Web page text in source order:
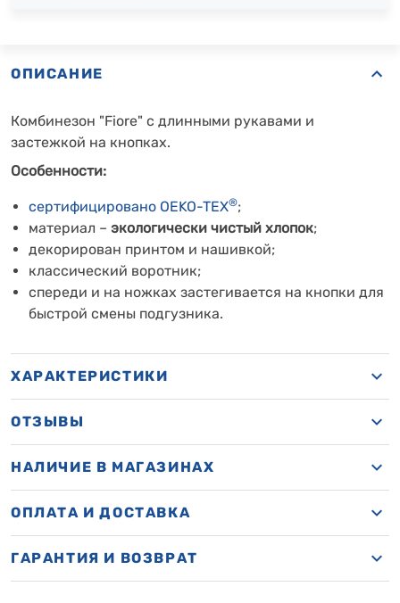
ОПИСАНИЕ
Комбинезон "Fiore" с длинными рукавами и
застежкой на кнопках.
Особенности:
сертифицировано OEKO-TEX®;
материал – экологически чистый хлопок;
декорирован принтом и нашивкой;
классический воротник;
спереди и на ножках застегивается на кнопки для
быстрой смены подгузника.
ХАРАКТЕРИСТИКИ
ОТЗЫВЫ
НАЛИЧИЕ В МАГАЗИНАХ
ОПЛАТА И ДОСТАВКА
ГАРАНТИЯ И ВОЗВРАТ